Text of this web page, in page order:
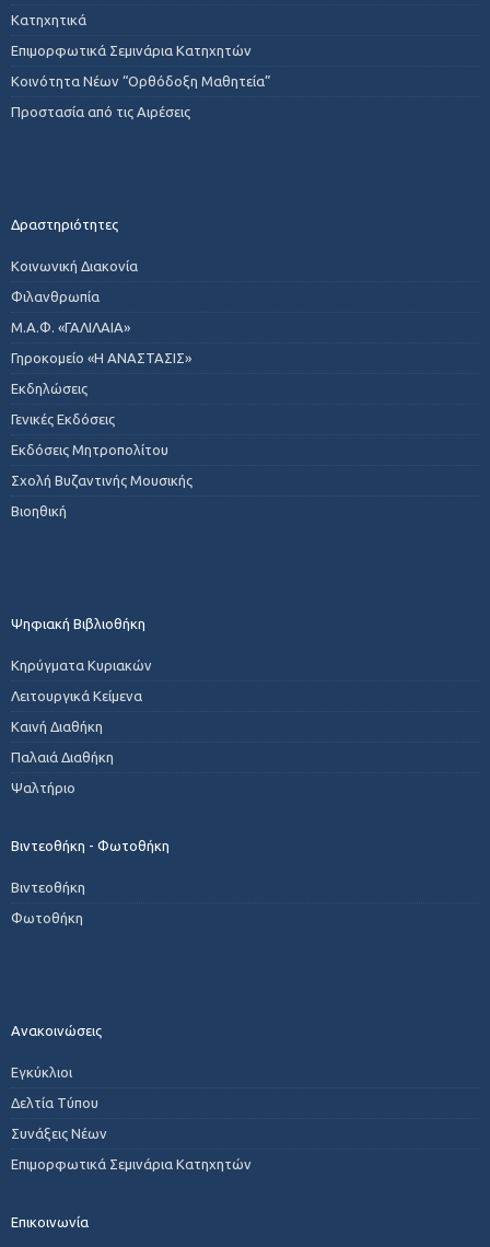
Κατηχητικά
Επιμορφωτικά Σεμινάρια Κατηχητών
Κοινότητα Νέων “Ορθόδοξη Μαθητεία”
Προστασία από τις Αιρέσεις
Δραστηριότητες
Κοινωνική Διακονία
Φιλανθρωπία
Μ.Α.Φ. «ΓΑΛΙΛΑΙΑ»
Γηροκομείο «Η ΑΝΑΣΤΑΣΙΣ»
Εκδηλώσεις
Γενικές Εκδόσεις
Εκδόσεις Μητροπολίτου
Σχολή Βυζαντινής Μουσικής
Βιοηθική
Ψηφιακή Βιβλιοθήκη
Κηρύγματα Κυριακών
Λειτουργικά Κείμενα
Καινή Διαθήκη
Παλαιά Διαθήκη
Ψαλτήριο
Βιντεοθήκη - Φωτοθήκη
Βιντεοθήκη
Φωτοθήκη
Ανακοινώσεις
Εγκύκλιοι
Δελτία Τύπου
Συνάξεις Νέων
Επιμορφωτικά Σεμινάρια Κατηχητών
Επικοινωνία